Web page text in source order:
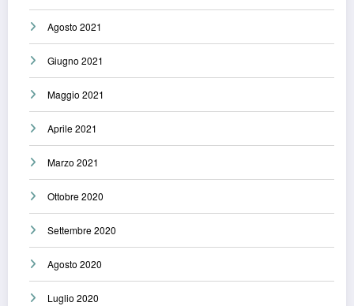
Agosto 2021
Giugno 2021
Maggio 2021
Aprile 2021
Marzo 2021
Ottobre 2020
Settembre 2020
Agosto 2020
Luglio 2020